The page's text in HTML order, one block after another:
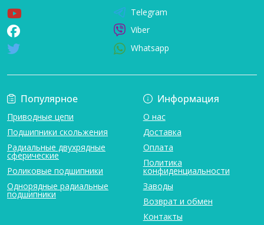
Популярное
Приводные цепи
Подшипники скольжения
Радиальные двухрядные
сферические
Роликовые подшипники
Однорядные радиальные
подшипники
Информация
О нас
Доставка
Оплата
Политика
конфиденциальности
Заводы
Возврат и обмен
Контакты
Telegram
Viber
Whatsapp